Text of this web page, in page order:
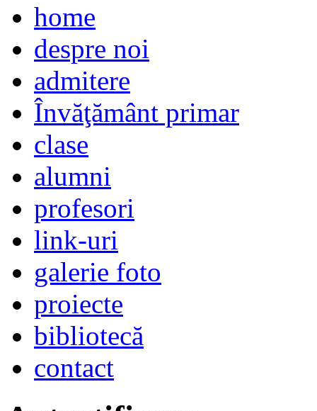
home
despre noi
admitere
Învăţământ primar
clase
alumni
profesori
link-uri
galerie foto
proiecte
bibliotecă
contact